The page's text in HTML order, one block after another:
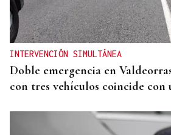
Gráfico | España roza los 50
tras alcanzar un nuevo máximo
INTERVENCIÓN SIMULTÁNEA
Doble emergencia en
con tres vehículos coincide con